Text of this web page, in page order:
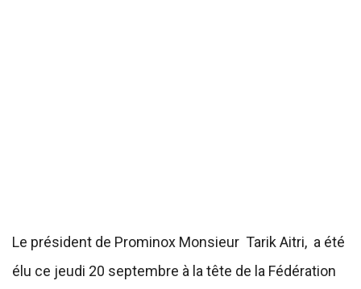
Le président de Prominox Monsieur Tarik Aitri, a été
élu ce jeudi 20 septembre à la tête de la Fédération